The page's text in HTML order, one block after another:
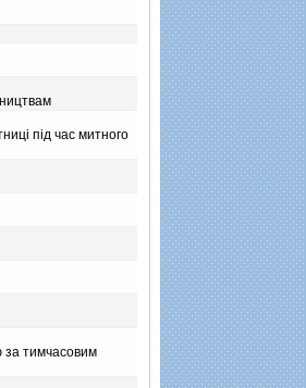
пiд час митного
за тимчасовим